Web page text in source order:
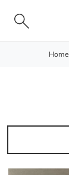
Home